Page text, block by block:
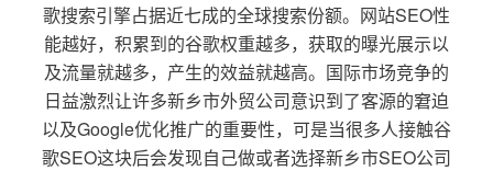
歌搜索引擎占据近七成的全球搜索份额。网站SEO性
能越好，积累到的谷歌权重越多，获取的曝光展示以
及流量就越多，产生的效益就越高。国际市场竞争的
日益激烈让许多新乡市外贸公司意识到了客源的窘迫
以及Google优化推广的重要性，可是当很多人接触谷
歌SEO这块后会发现自己做或者选择新乡市SEO公司